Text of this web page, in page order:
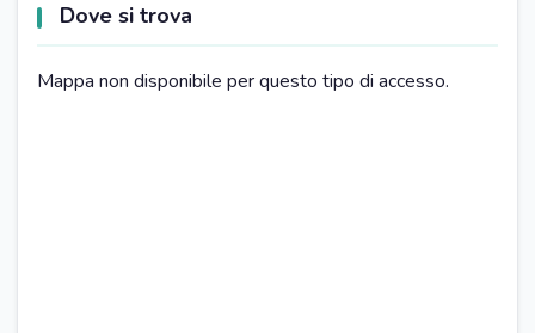
Vasca da bagno
PARCHEGGIO
Dove si trova
Mappa non disponibile per questo tipo di accesso.